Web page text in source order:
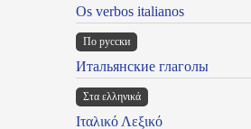
Os verbos italianos
По русски
Итальянские глаголы
Στα ελληνικά
Ιταλικό Λεξικό